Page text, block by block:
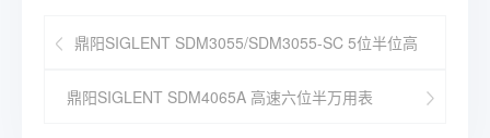
鼎阳SIGLENT SDM3055/SDM3055-SC 5位半位高
鼎阳SIGLENT SDM4065A 高速六位半万用表